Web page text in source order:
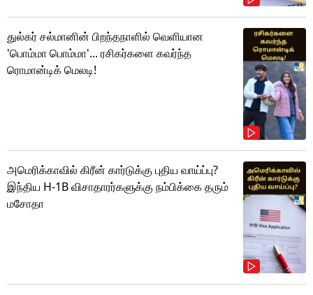
துல்கர் சல்மானின் பிறந்தநாளில் வெளியான
'பொம்மா பொம்மா'... ரசிகர்களை கவர்ந்த
ரொமான்டிக் மெலடி!
அமெரிக்காவில் கிரீன் கார்டுக்கு புதிய வாய்ப்பு?
இந்திய H-1B விசாதாரர்களுக்கு நம்பிக்கை தரும்
மசோதா